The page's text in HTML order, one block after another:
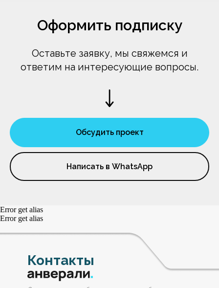
Оформить подписку
Оставьте заявку, мы свяжемся и
ответим на интересующие вопросы.
Обсудить проект
Написать в WhatsApp
Error get alias
Error get alias
Контакты